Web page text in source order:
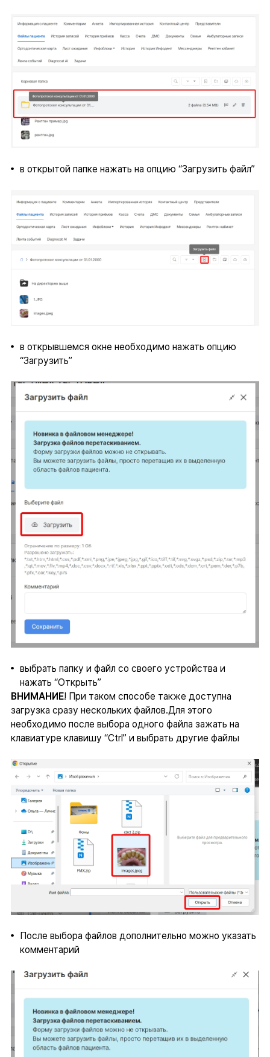
в открытой папке нажать на опцию “Загрузить файл”
в открывшемся окне необходимо нажать опцию
“Загрузить”
выбрать папку и файл со своего устройства и
нажать “Открыть”
ВНИМАНИЕ! При таком способе также доступна
загрузка сразу нескольких файлов.Для этого
необходимо после выбора одного файла зажать на
клавиатуре клавишу “Ctrl” и выбрать другие файлы
После выбора файлов дополнительно можно указать
комментарий